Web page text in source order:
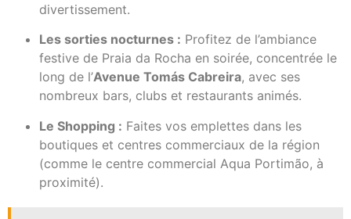
divertissement.
Les sorties nocturnes : Profitez de l’ambiance
festive de Praia da Rocha en soirée, concentrée le
long de l’Avenue Tomás Cabreira, avec ses
nombreux bars, clubs et restaurants animés.
Le Shopping : Faites vos emplettes dans les
boutiques et centres commerciaux de la région
(comme le centre commercial Aqua Portimão, à
proximité).